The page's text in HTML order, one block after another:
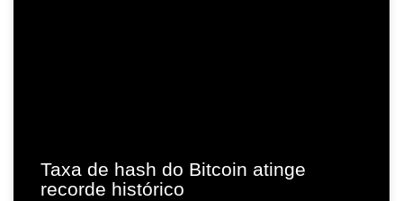
Taxa de hash do Bitcoin atinge
recorde histórico